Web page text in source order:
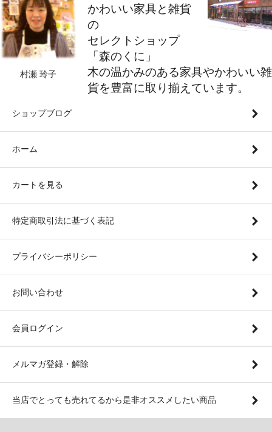
村瀬 玲子
かわいい家具と雑貨
の
セレクトショップ
「森のくに」
木の温かみのある家具やかわいい雑
貨を豊富に取り揃えています。
ショップブログ
ホーム
カートを見る
特定商取引法に基づく表記
プライバシーポリシー
お問い合わせ
会員ログイン
メルマガ登録・解除
当店でとっても売れてるから是非オススメしたい商品